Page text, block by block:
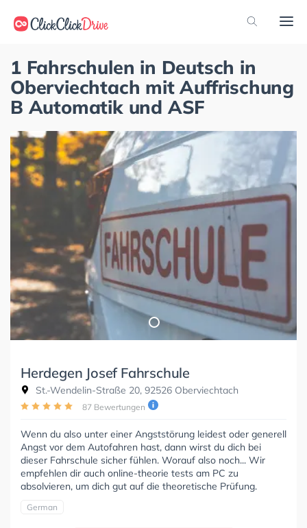
1 Fahrschulen in Deutsch in
Oberviechtach mit Auffrischung
B Automatik und ASF
Herdegen Josef Fahrschule
St.-Wendelin-Straße 20, 92526 Oberviechtach
87 Bewertungen
Wenn du also unter einer Angststörung leidest oder generell
Angst vor dem Autofahren hast, dann wirst du dich bei
dieser Fahrschule sicher fühlen. Worauf also noch... Wir
empfehlen dir auch online-theorie tests am PC zu
absolvieren, um dich gut auf die theoretische Prüfung.
German